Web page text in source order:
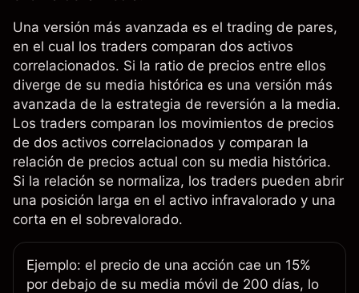
Una versión más avanzada es el trading de pares,
en el cual los traders comparan dos activos
correlacionados. Si la ratio de precios entre ellos
diverge de su media histórica es una versión más
avanzada de la estrategia de reversión a la media.
Los traders comparan los movimientos de precios
de dos activos correlacionados y comparan la
relación de precios actual con su media histórica.
Si la relación se normaliza, los traders pueden abrir
una posición larga en el activo infravalorado y una
corta en el sobrevalorado.
Ejemplo: el precio de una acción cae un 15%
por debajo de su media móvil de 200 días, lo